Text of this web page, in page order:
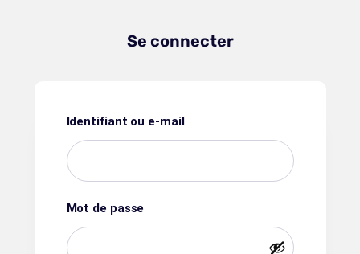
Se connecter
Identifiant ou e-mail
Mot de passe